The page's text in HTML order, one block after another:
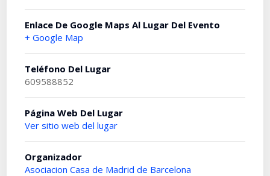
Enlace De Google Maps Al Lugar Del Evento
+ Google Map
Teléfono Del Lugar
609588852
Página Web Del Lugar
Ver sitio web del lugar
Organizador
Asociacion Casa de Madrid de Barcelona